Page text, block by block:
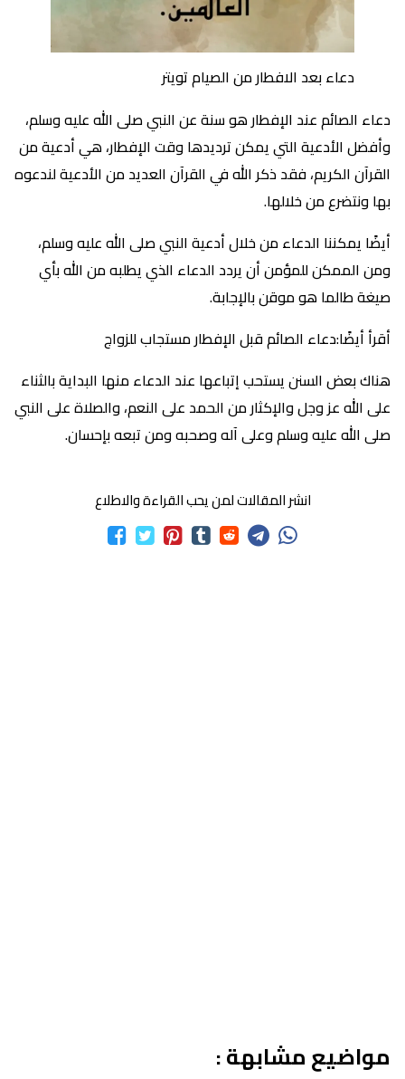
دعاء بعد الافطار من الصيام تويتر
دعاء الصائم عند الإفطار هو سنة عن النبي صلى الله عليه وسلم،
وأفضل الأدعية التي يمكن ترديدها وقت الإفطار، هي أدعية من
القرآن الكريم، فقد ذكر الله في القرآن العديد من الأدعية لندعوه
بها ونتضرع من خلالها.
أيضًا يمكننا الدعاء من خلال أدعية النبي صلى الله عليه وسلم،
ومن الممكن للمؤمن أن يردد الدعاء الذي يطلبه من الله بأي
صيغة طالما هو موقن بالإجابة.
أقرأ أيضًا:دعاء الصائم قبل الإفطار مستجاب للزواج
هناك بعض السنن يستحب إتباعها عند الدعاء منها البداية بالثناء
على الله عز وجل والإكثار من الحمد على النعم، والصلاة على النبي
صلى الله عليه وسلم وعلى آله وصحبه ومن تبعه بإحسان.
انشر المقالات لمن يحب القراءة والاطلاع
مواضيع مشابهة :